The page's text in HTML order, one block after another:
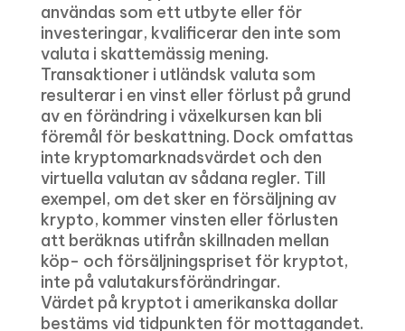
användas som ett utbyte eller för
investeringar, kvalificerar den inte som
valuta i skattemässig mening.
Transaktioner i utländsk valuta som
resulterar i en vinst eller förlust på grund
av en förändring i växelkursen kan bli
föremål för beskattning. Dock omfattas
inte kryptomarknadsvärdet och den
virtuella valutan av sådana regler. Till
exempel, om det sker en försäljning av
krypto, kommer vinsten eller förlusten
att beräknas utifrån skillnaden mellan
köp- och försäljningspriset för kryptot,
inte på valutakursförändringar.
Värdet på kryptot i amerikanska dollar
bestäms vid tidpunkten för mottagandet.